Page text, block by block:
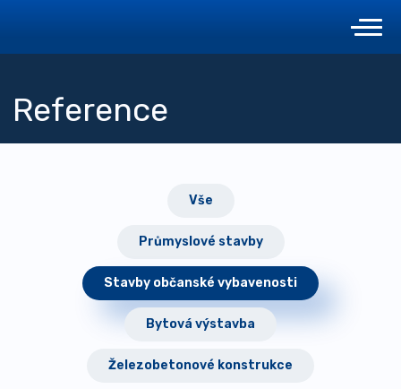
Reference
Vše
Průmyslové stavby
Stavby občanské vybavenosti
Bytová výstavba
Železobetonové konstrukce